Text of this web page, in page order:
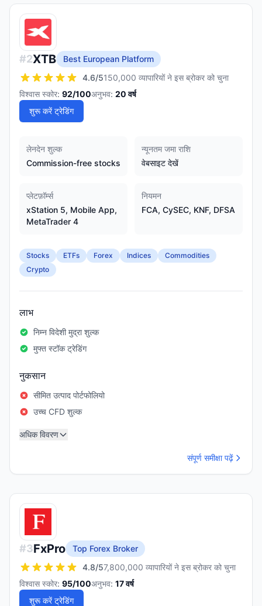
#2XTB
Best European Platform
4.6/5150,000 व्यापारियों ने इस ब्रोकर को चुना
विश्वास स्कोर: 92/100अनुभव: 20 वर्ष
शुरू करें ट्रेडिंग
लेनदेन शुल्क
Commission-free stocks
न्यूनतम जमा राशि
वेबसाइट देखें
प्लेटफ़ॉर्म्स
xStation 5, Mobile App,
MetaTrader 4
नियमन
FCA, CySEC, KNF, DFSA
Stocks ETFs Forex Indices
Commodities
Crypto
लाभ
निम्न विदेशी मुद्रा शुल्क
मुफ्त स्टॉक ट्रेडिंग
नुकसान
सीमित उत्पाद पोर्टफोलियो
उच्च CFD शुल्क
अधिक विवरण
संपूर्ण समीक्षा पढ़ें
#3FxPro
Top Forex Broker
4.8/57,800,000 व्यापारियों ने इस ब्रोकर को चुना
विश्वास स्कोर: 95/100अनुभव: 17वर्ष
शुरू करें ट्रेडिंग